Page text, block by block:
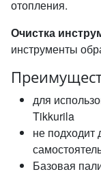
отопления.
Очистка
инструменты
для
Tikkurila
не подходит
Базовая